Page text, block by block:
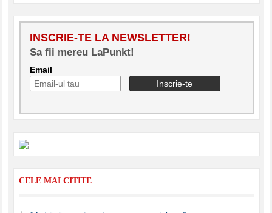
INSCRIE-TE LA NEWSLETTER!
Sa fii mereu LaPunkt!
Email
CELE MAI CITITE